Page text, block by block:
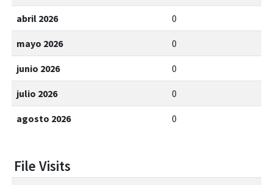
abril 2026 0
mayo 2026 0
junio 2026 0
julio 2026 0
agosto 2026 0
File Visits